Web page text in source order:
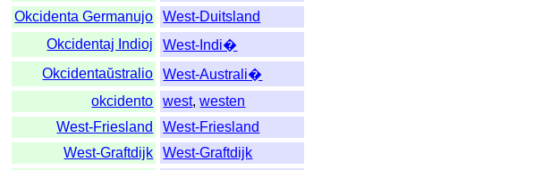
Okcidenta Germanujo
West-Duitsland
Okcidentaj Indioj
West-Indi�
Okcidentaŭstralio
West-Australi�
okcidento
west,westen
West-Friesland
West-Friesland
West-Graftdijk
West-Graftdijk